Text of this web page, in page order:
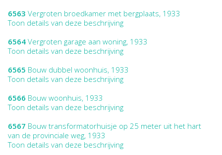
6563 Vergroten broedkamer met bergplaats, 1933
Toon details van deze beschrijving
6564 Vergroten garage aan woning, 1933
Toon details van deze beschrijving
6565 Bouw dubbel woonhuis, 1933
Toon details van deze beschrijving
6566 Bouw woonhuis, 1933
Toon details van deze beschrijving
6567 Bouw transformatorhuisje op 25 meter uit het hart
van de provinciale weg, 1933
Toon details van deze beschrijving